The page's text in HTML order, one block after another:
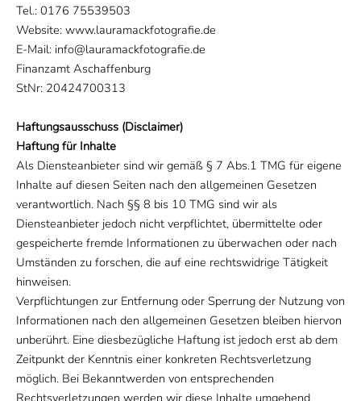
Tel.: 0176 75539503
Website: www.lauramackfotografie.de
E-Mail: info@lauramackfotografie.de
Finanzamt Aschaffenburg
StNr: 20424700313
Haftungsausschuss (Disclaimer)
Haftung für Inhalte
Als Diensteanbieter sind wir gemäß § 7 Abs.1 TMG für eigene
Inhalte auf diesen Seiten nach den allgemeinen Gesetzen
verantwortlich. Nach §§ 8 bis 10 TMG sind wir als
Diensteanbieter jedoch nicht verpflichtet, übermittelte oder
gespeicherte fremde Informationen zu überwachen oder nach
Umständen zu forschen, die auf eine rechtswidrige Tätigkeit
hinweisen.
Verpflichtungen zur Entfernung oder Sperrung der Nutzung von
Informationen nach den allgemeinen Gesetzen bleiben hiervon
unberührt. Eine diesbezügliche Haftung ist jedoch erst ab dem
Zeitpunkt der Kenntnis einer konkreten Rechtsverletzung
möglich. Bei Bekanntwerden von entsprechenden
Rechtsverletzungen werden wir diese Inhalte umgehend